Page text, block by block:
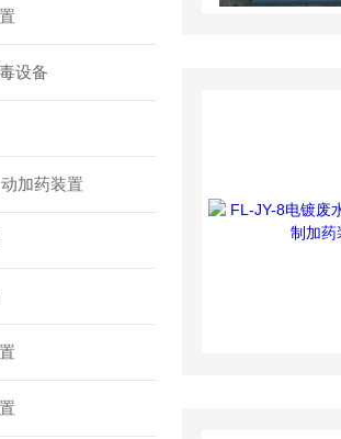
设备
加药装置